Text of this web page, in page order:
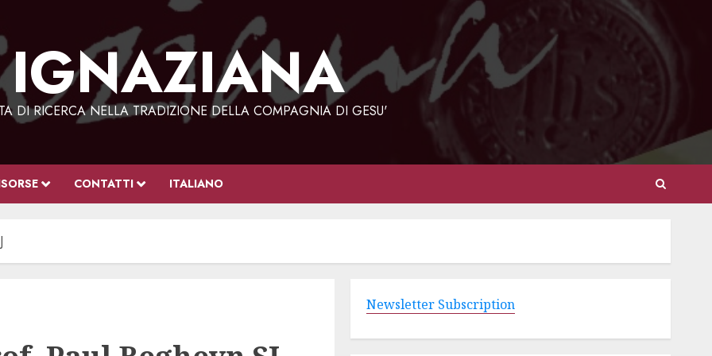
IGNAZIANA
DI RICERCA NELLA TRADIZIONE DELLA COMPAGNIA DI GESU'
CONTATTI ITALIANO
Newsletter Subscription